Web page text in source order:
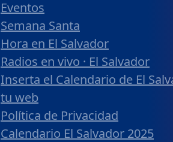
Eventos
Semana Santa
Hora en El Salvador
Radios en vivo · El Salvador
Inserta el Calendario de El
tu web
Política de Privacidad
Calendario El Salvador 2025